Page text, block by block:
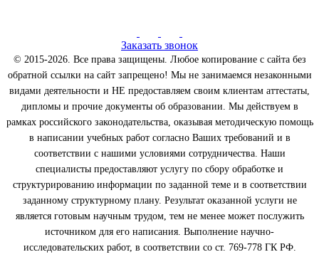
Заказать звонок
© 2015-2026. Все права защищены. Любое копирование с сайта без
обратной ссылки на сайт запрещено! Мы не занимаемся незаконными
видами деятельности и НЕ предоставляем своим клиентам аттестаты,
дипломы и прочие документы об образовании. Мы действуем в
рамках российского законодательства, оказывая методическую помощь
в написании учебных работ согласно Ваших требований и в
соответствии с нашими условиями сотрудничества. Наши
специалисты предоставляют услугу по сбору обработке и
структурированию информации по заданной теме и в соответствии
заданному структурному плану. Результат оказанной услуги не
является готовым научным трудом, тем не менее может послужить
источником для его написания. Выполнение научно-
исследовательских работ, в соответствии со ст. 769-778 ГК РФ.